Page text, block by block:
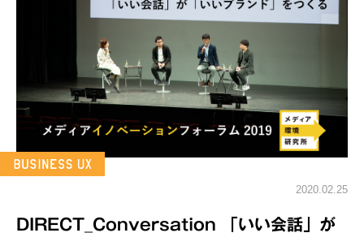
2020.02.25
DIRECT_Conversation 「いい会話」が